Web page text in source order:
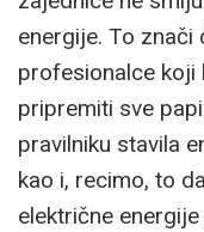
energije. To znači
profesionalce koji
pripremiti sve
pravilniku stavila
kao i, recimo, to
električne